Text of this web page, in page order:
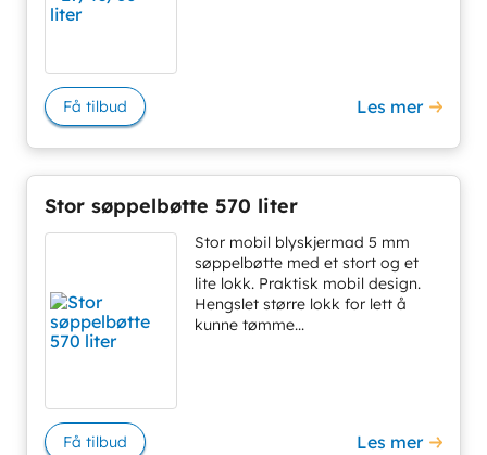
Få tilbud Les mer
Stor søppelbøtte 570 liter
Stor mobil blyskjermad 5 mm
søppelbøtte med et stort og et
lite lokk. Praktisk mobil design.
Hengslet større lokk for lett å
kunne tømme...
Få tilbud Les mer